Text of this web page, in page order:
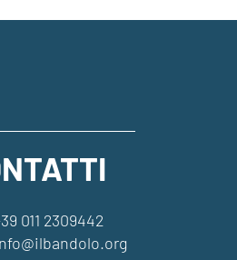
011 2309442